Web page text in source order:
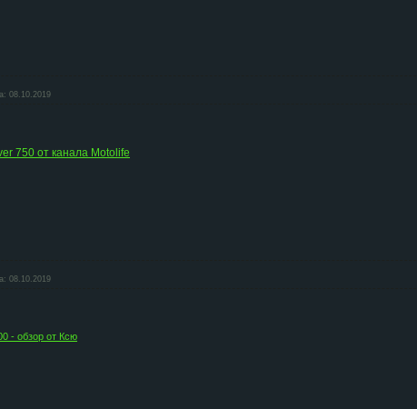
08.10.2019
750 от канала Motolife
08.10.2019
- обзор от Ксю